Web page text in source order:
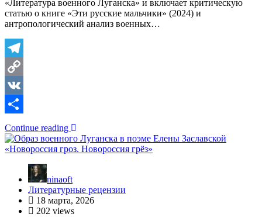
«Литература военного Луганска» и включает критическую
статью о книге «Эти русские мальчики» (2024) и
антропологический анализ военных…
Telegram
Copy
Link
VK
Отправить
Continue reading
ninaoft
Литературные рецензии
18 марта, 2026
202 views